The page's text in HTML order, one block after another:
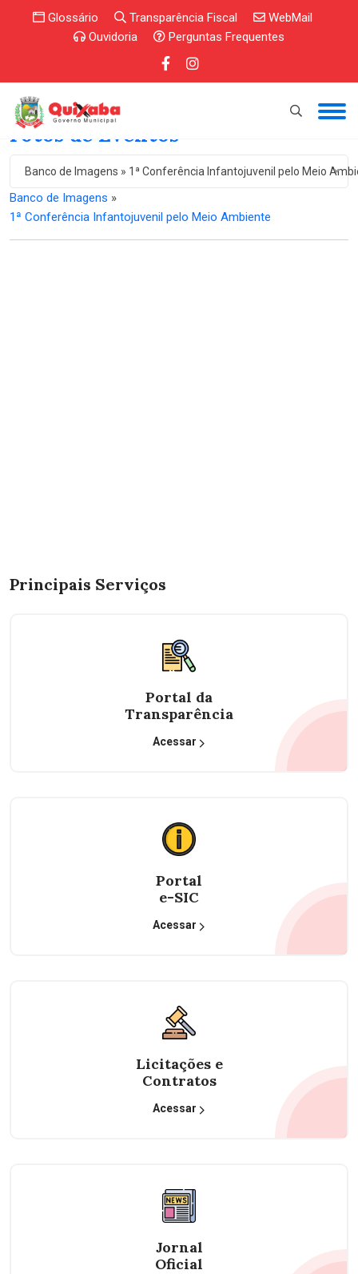
Glossário Transparência Fiscal
WebMail
Ouvidoria
Perguntas Frequentes
Fotos de Eventos
Banco de Imagens » 1ª Conferência Infantojuvenil pelo Meio
Banco de Imagens »
1ª Conferência Infantojuvenil pelo Meio Ambiente
Principais Serviços
Portal da
Transparência
Acessar
Portal
e-SIC
Acessar
Licitações e
Contratos
Acessar
Jornal
Oficial